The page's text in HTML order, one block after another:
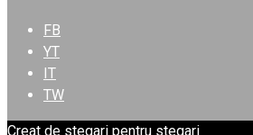
FB
YT
IT
TW
Creat de stegari pentru stegari